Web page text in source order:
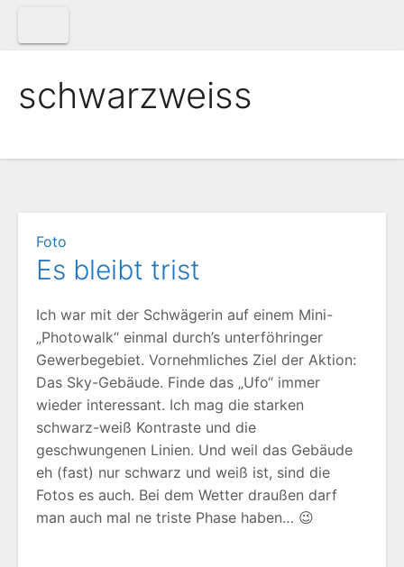
schwarzweiss
Foto
Es bleibt trist
Ich war mit der Schwägerin auf einem Mini-
„Photowalk“ einmal durch’s unterföhringer
Gewerbegebiet. Vornehmliches Ziel der Aktion:
Das Sky-Gebäude. Finde das „Ufo“ immer
wieder interessant. Ich mag die starken
schwarz-weiß Kontraste und die
geschwungenen Linien. Und weil das Gebäude
eh (fast) nur schwarz und weiß ist, sind die
Fotos es auch. Bei dem Wetter draußen darf
man auch mal ne triste Phase haben… 😉